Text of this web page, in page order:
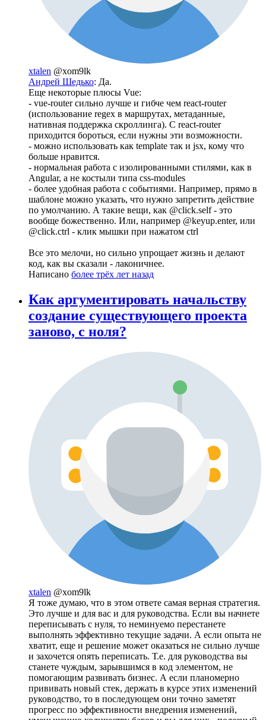
xtalen @xom9lk
Андрей Шедько: Да.
Еще некоторые плюсы Vue:
- vue-router сильно лучше и гибче чем react-router
(использование regex в маршрутах, метаданные,
нативная поддержка скроллинга). С react-router
приходится бороться, если нужны эти возможности.
- можно использовать как template так и jsx, кому что
больше нравится.
- нормальная работа с изолированными стилями, как в
Angular, а не костыли типа css-modules
- более удобная работа с событиями. Например, прямо в
шаблоне можно указать, что нужно запретить действие
по умолчанию. А такие вещи, как @click.self - это
вообще божественно. Или, например @keyup.enter, или
@click.ctrl - клик мышки при нажатом ctrl
Все это мелочи, но сильно упрощает жизнь и делают
код, как вы сказали - лаконичнее.
Написано более трёх лет назад
Как аргументировать начальству
создание существующего проекта
заново, с ноля?
xtalen @xom9lk
Я тоже думаю, что в этом ответе самая верная стратегия.
Это лучше и для вас и для руководства. Если вы начнете
переписывать с нуля, то неминуемо перестанете
выполнять эффективно текущие задачи. А если опыта не
хватит, еще и решение может оказаться не сильно лучше
и захочется опять переписать. Т.е. для руководства вы
станете чуждым, зарывшимся в код элементом, не
помогающим развивать бизнес. А если планомерно
прививать новый стек, держать в курсе этих изменений
руководство, то в последующем они точно заметят
прогресс по эффективности внедрения изменений,